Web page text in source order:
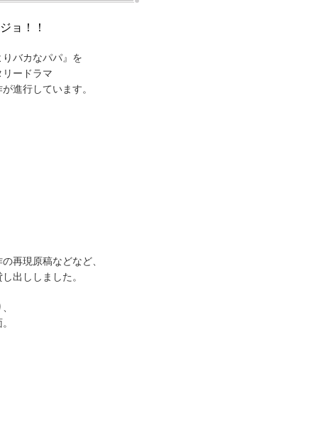
ョ！！
バカなパパ』を
ードラマ
進行しています。
再現原稿などなど、
出ししました。